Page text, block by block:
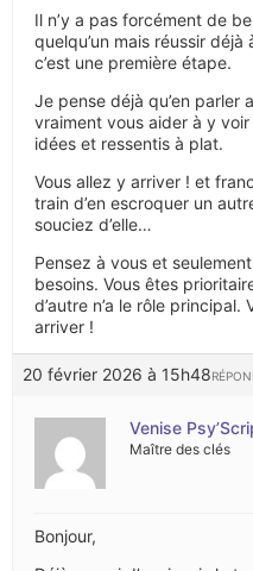
Il n’y a pas forcément de
quelqu’un mais réussir
c’est une première étape.
Je pense déjà qu’en parler
vraiment vous aider à y
idées et ressentis à plat.
Vous allez y arriver ! et
train d’en escroquer un
souciez d’elle…
Pensez à vous et
besoins. Vous êtes
d’autre n’a le rôle
arriver !
20 février 2026 à 15h48
Venise
Maître des clés
Bonjour,